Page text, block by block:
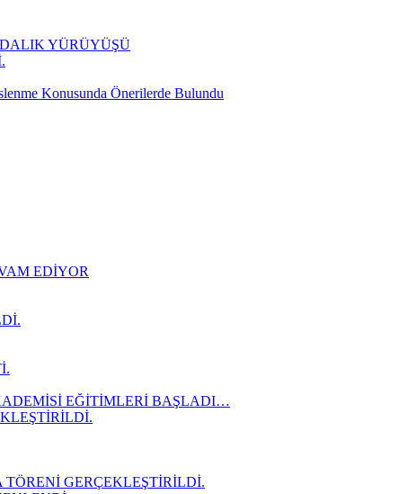
YÜRÜYÜŞÜ
Konusunda Önerilerde Bulundu
EDİYOR
EĞİTİMLERİ BAŞLADI…
GERÇEKLEŞTİRİLDİ.